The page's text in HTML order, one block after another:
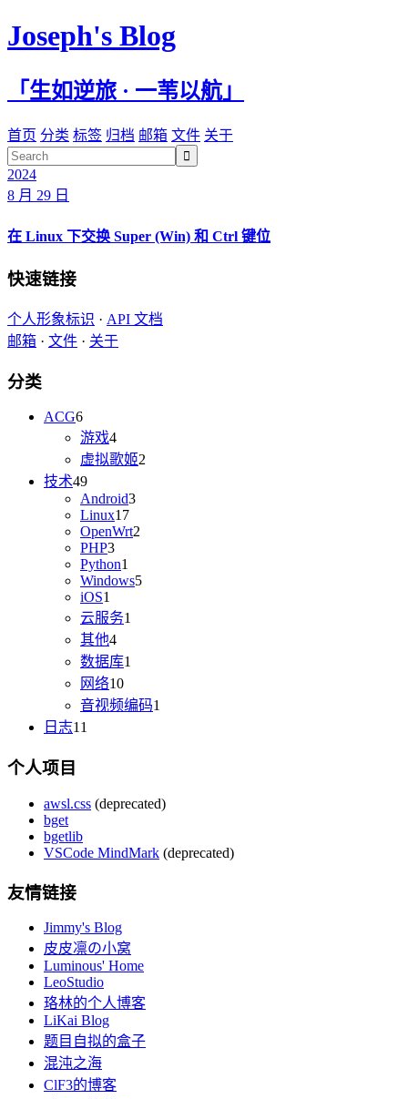
Joseph's Blog
「生如逆旅 · 一苇以航」
首页 分类 标签 归档 邮箱 文件 关于

2024
8 月 29 日
在 Linux 下交换 Super (Win) 和 Ctrl 键位
快速链接
个人形象标识 · API 文档
邮箱 · 文件 · 关于
分类
ACG6
游戏4
虚拟歌姬2
技术49
Android3
Linux17
OpenWrt2
PHP3
Python1
Windows5
iOS1
云服务1
其他4
数据库1
网络10
音视频编码1
日志11
个人项目
awsl.css (deprecated)
bget
bgetlib
VSCode MindMark (deprecated)
友情链接
Jimmy's Blog
皮皮凛の小窝
Luminous' Home
LeoStudio
珞林的个人博客
LiKai Blog
题目自拟的盒子
混沌之海
ClF3的博客